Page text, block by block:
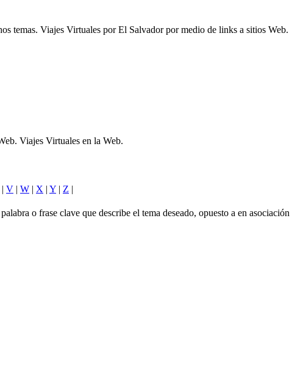
temas. Viajes Virtuales por El Salvador por medio de links a sitios Web.
Viajes Virtuales en la Web.
| V | W | X | Y | Z |
o frase clave que describe el tema deseado, opuesto a en asociación